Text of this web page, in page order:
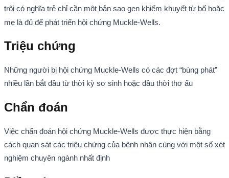
trội có nghĩa trẻ chỉ cần một bản sao gen khiếm khuyết từ bố hoặc
mẹ là đủ để phát triển hội chứng Muckle-Wells.
Triệu chứng
Những người bị hội chứng Muckle-Wells có các đợt “bùng phát”
nhiều lần bắt đầu từ thời kỳ sơ sinh hoặc đầu thời thơ ấu
Chẩn đoán
Việc chẩn đoán hội chứng Muckle-Wells được thực hiện bằng
cách quan sát các triệu chứng của bệnh nhân cùng với một số xét
nghiệm chuyên ngành nhất định